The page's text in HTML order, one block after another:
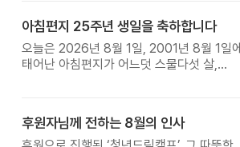
아침편지 25주년 생일을 축하합니다
오늘은 2026년 8월 1일, 2001년 8월 1일에
태어난 아침편지가 어느덧 스물다섯 살,
후원자님께 전하는 8월의 인사